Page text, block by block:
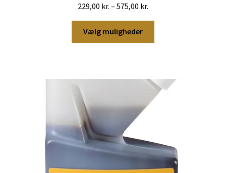
229,00 kr. – 575,00 kr.
575,00 kr.
Vælg muligheder
Mulighederne
kan